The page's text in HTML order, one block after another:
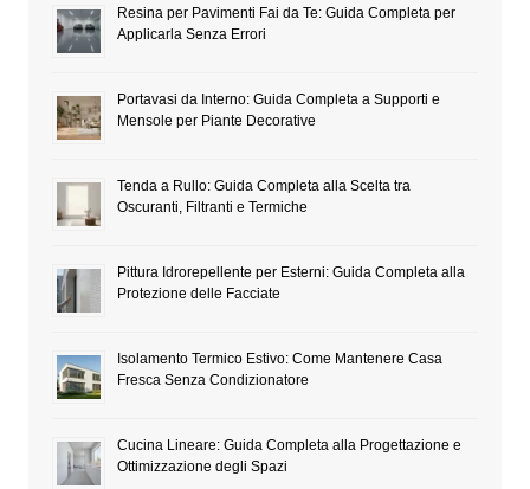
Resina per Pavimenti Fai da Te: Guida Completa per
Applicarla Senza Errori
Portavasi da Interno: Guida Completa a Supporti e
Mensole per Piante Decorative
Tenda a Rullo: Guida Completa alla Scelta tra
Oscuranti, Filtranti e Termiche
Pittura Idrorepellente per Esterni: Guida Completa alla
Protezione delle Facciate
Isolamento Termico Estivo: Come Mantenere Casa
Fresca Senza Condizionatore
Cucina Lineare: Guida Completa alla Progettazione e
Ottimizzazione degli Spazi